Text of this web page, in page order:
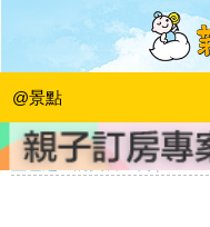
@景點
超逼真！就像
們一起冒險～
話3D彩繪
藍色起士的美食主義| 2016-